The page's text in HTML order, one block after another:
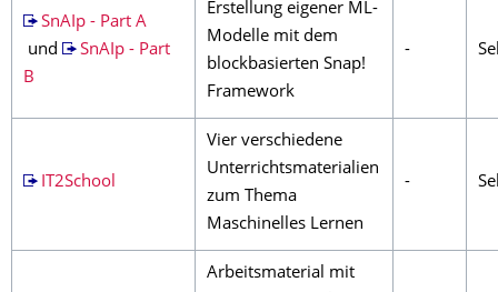
SnAIp - Part A
und
SnAIp - Part
B
Erstellung eigener ML-
Modelle mit dem
blockbasierten Snap!
Framework
-
IT2School
Vier verschiedene
Unterrichtsmaterialien
zum Thema
Maschinelles Lernen
-
Arbeitsmaterial mit